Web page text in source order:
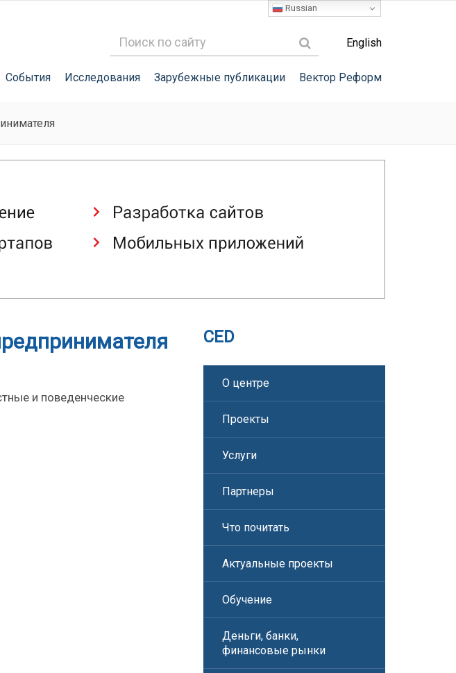
English
События Исследования Зарубежные публикации Вектор Реформ
и поведенческие
CED
О центре
Проекты
Услуги
Партнеры
Что почитать
Актуальные проекты
Обучение
Деньги, банки,
финансовые рынки
Russian